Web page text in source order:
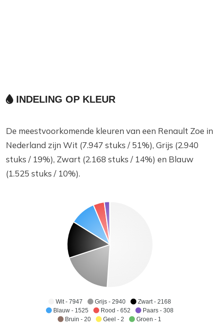
INDELING OP KLEUR
De meestvoorkomende kleuren van een Renault Zoe in
Nederland zijn Wit (7.947 stuks / 51%), Grijs (2.940
stuks / 19%), Zwart (2.168 stuks / 14%) en Blauw
(1.525 stuks / 10%).
Wit - 7947 Grijs - 2940
Zwart - 2168
Blauw - 1525
Rood - 652
Paars - 308
Bruin - 20
Geel - 2 Groen - 1